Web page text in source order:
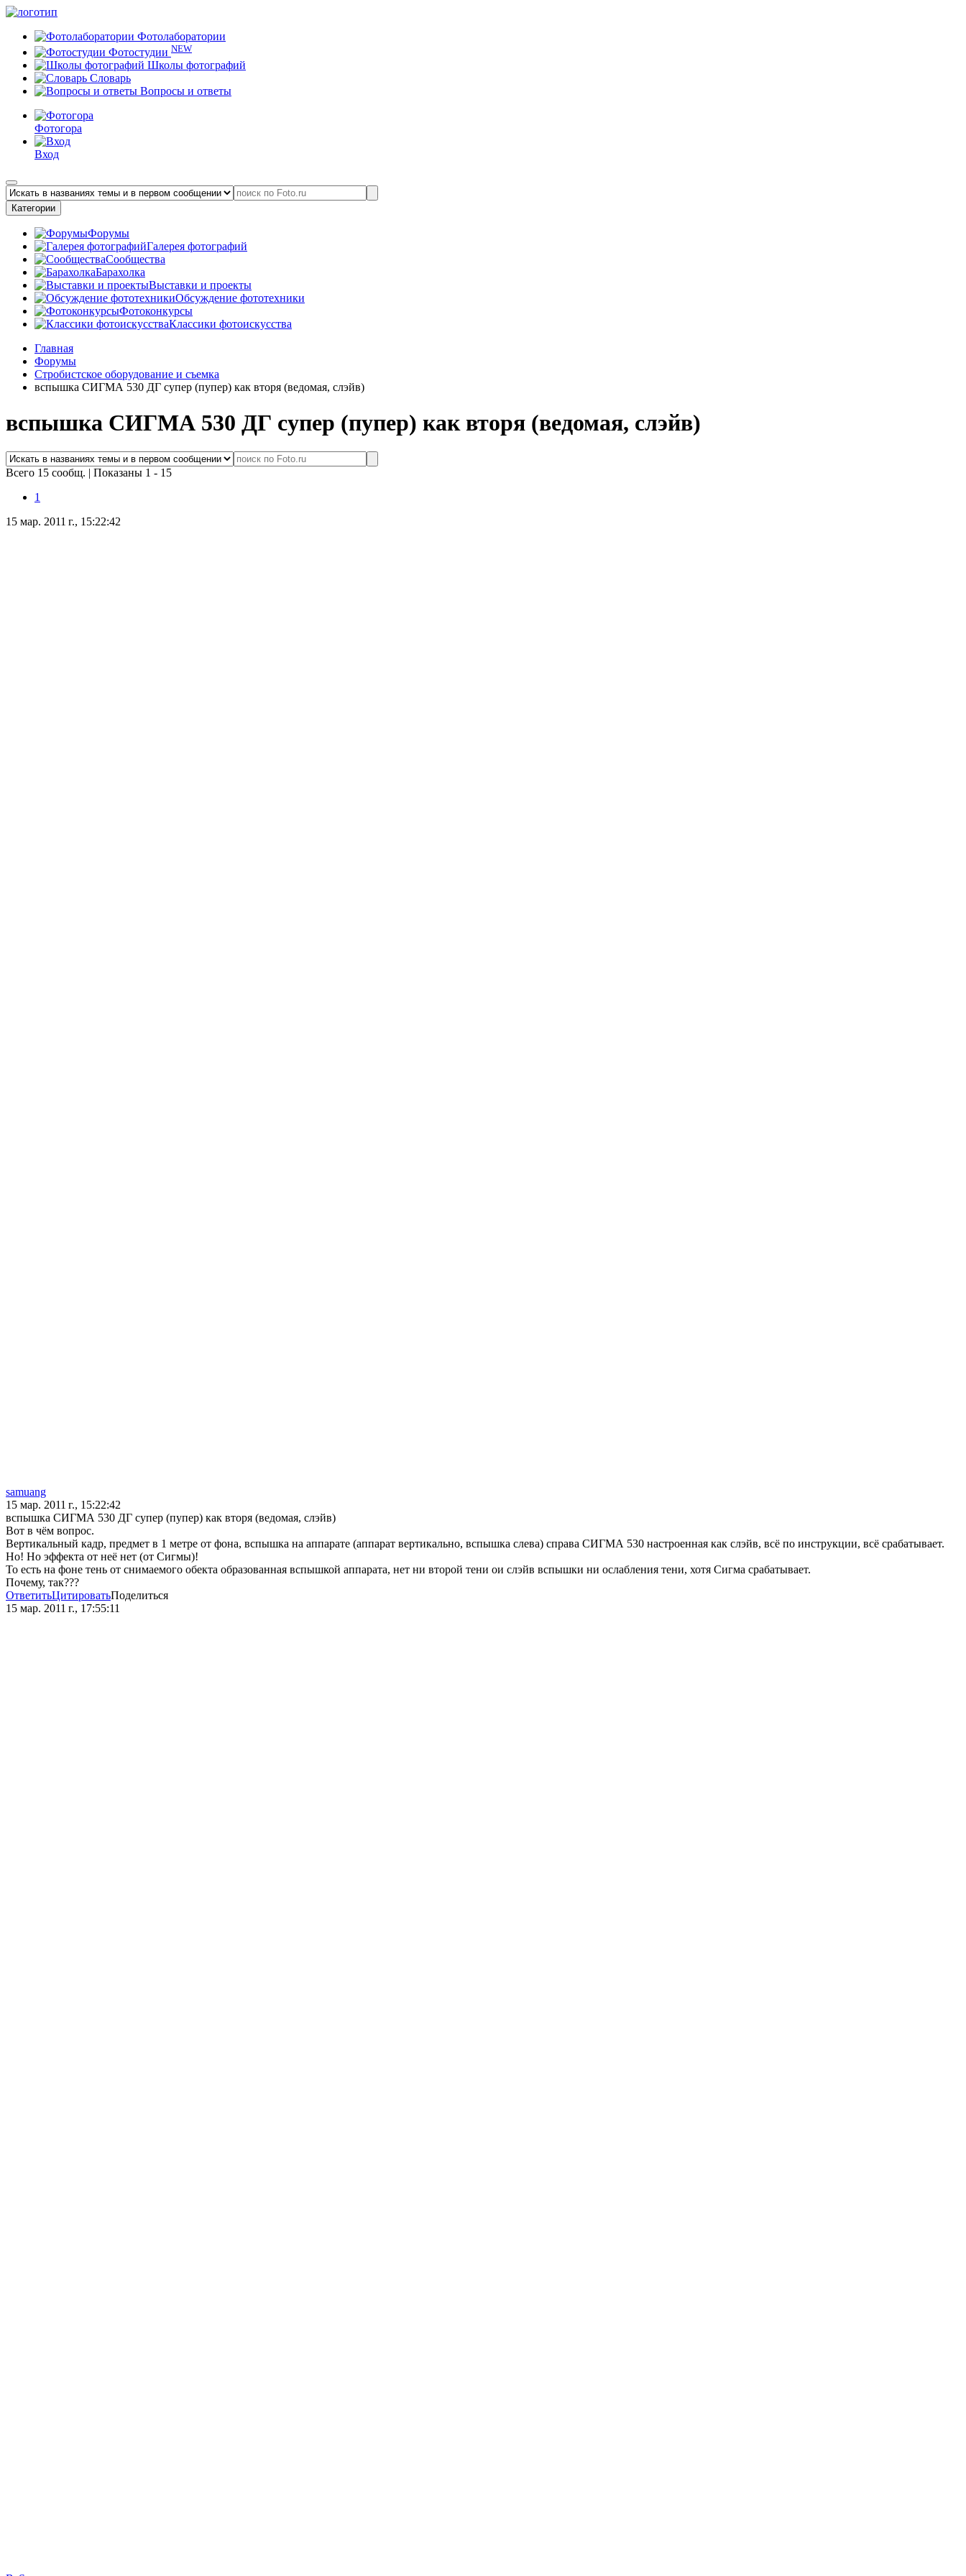
Фотолаборатории
Фотостудии NEW
Школы фотографий
Словарь
Вопросы и ответы
Фотогора
Вход
Категории
Форумы
Галерея фотографий
Сообщества
Барахолка
Выставки и проекты
Обсуждение фототехники
Фотоконкурсы
Классики фотоискусства
Главная
Форумы
Стробистское оборудование и съемка
вспышка СИГМА 530 ДГ супер (пупер) как вторя (ведомая, слэйв)
вспышка СИГМА 530 ДГ супер (пупер) как вторя (ведомая, слэйв)
Всего 15 сообщ. | Показаны 1 - 15
1
15 мар. 2011 г., 15:22:42
samuang
15 мар. 2011 г., 15:22:42
вспышка СИГМА 530 ДГ супер (пупер) как вторя (ведомая, слэйв)
Вот в чём вопрос.
Вертикальный кадр, предмет в 1 метре от фона, вспышка на аппарате (аппарат вертикально, вспышка слева) справа СИГМА 530 настроенная как слэйв, всё по инструкции, всё срабатывает.
Но! Но эффекта от неё нет (от Сигмы)!
То есть на фоне тень от снимаемого обекта образованная вспышкой аппарата, нет ни второй тени ои слэйв вспышки ни ослабления тени, хотя Сигма срабатывает.
Почему, так???
ОтветитьЦитироватьПоделиться
15 мар. 2011 г., 17:55:11